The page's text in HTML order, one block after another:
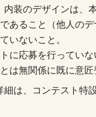
装のデザインは、
あること（他人のデ
いないこと。
に応募を行っていな
は無関係に既に意
は、コンテスト特